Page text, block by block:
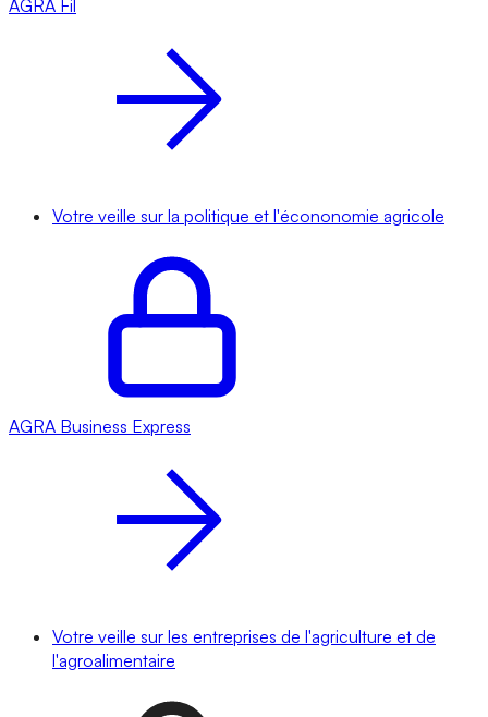
AGRA Fil
Votre veille sur la politique et l'écononomie agricole
AGRA Business Express
Votre veille sur les entreprises de l'agriculture et de
l'agroalimentaire